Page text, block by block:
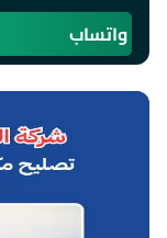
واتساب